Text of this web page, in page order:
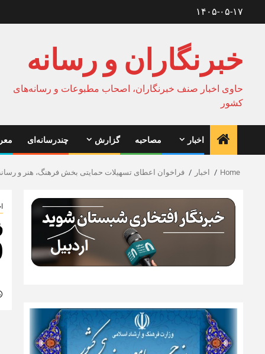
۱۴۰۵-۰۵-۱۷
خبرنگاران و رسانه
حاوی اخبار صنف خبرنگاران، اصحاب مطبوعات و رسانه‌های
کشور
اخبار مصاحبه گزارش چندرسانه‌ای
Home اخبار فراخوان اعطای تسهیلات حمایتی بخش فرهنگ، هنر و